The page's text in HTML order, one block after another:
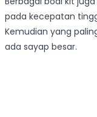
pada kecepatan
Kemudian yang
ada sayap besar.